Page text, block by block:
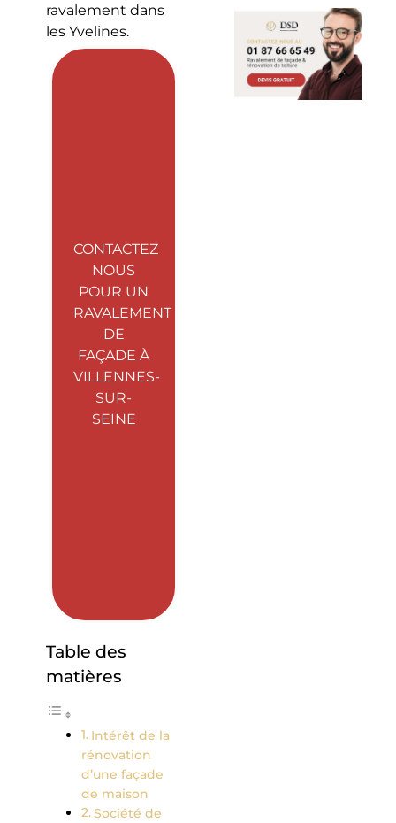
ravalement dans
les Yvelines.
CONTACTEZ
NOUS
POUR UN
RAVALEMENT
DE
FAÇADE À
VILLENNES-
SUR-
SEINE
Table des
matières
Intérêt de la
rénovation
d’une façade
de maison
Société de